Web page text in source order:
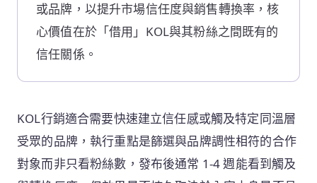
或品牌，以提升市場信任度與銷售轉換率，核
心價值在於「借用」KOL與其粉絲之間既有的
信任關係。
KOL行銷適合需要快速建立信任感或觸及特定同溫層
受眾的品牌，執行重點是篩選與品牌調性相符的合作
對象而非只看粉絲數，發布後通常 1-4 週能看到觸及